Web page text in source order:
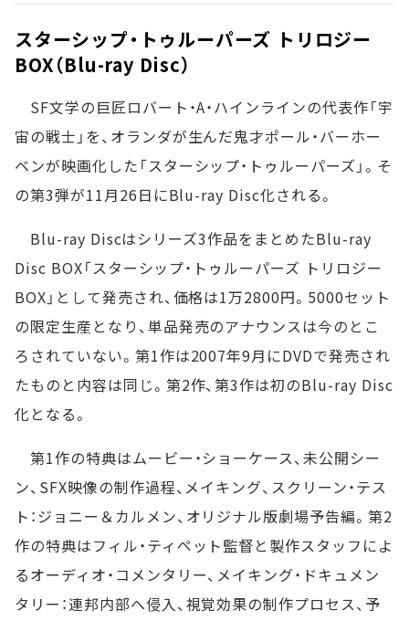
スターシップ・トゥルーパーズ トリロジー
BOX（Blu-ray Disc）
SF文学の巨匠ロバート・A・ハインラインの代表作「宇
宙の戦士」を、オランダが生んだ鬼才ポール・バーホー
ベンが映画化した「スターシップ・トゥルーパーズ」。そ
の第3弾が11月26日にBlu-ray Disc化される。
Blu-ray Discはシリーズ3作品をまとめたBlu-ray
Disc BOX「スターシップ・トゥルーパーズ トリロジー
BOX」として発売され、価格は1万2800円。5000セット
の限定生産となり、単品発売のアナウンスは今のとこ
ろされていない。第1作は2007年9月にDVDで発売され
たものと内容は同じ。第2作、第3作は初のBlu-ray Disc
化となる。
第1作の特典はムービー・ショーケース、未公開シー
ン、SFX映像の制作過程、メイキング、スクリーン・テス
ト：ジョニー＆カルメン、オリジナル版劇場予告編。第2
作の特典はフィル・ティペット監督と製作スタッフによ
るオーディオ・コメンタリー、メイキング・ドキュメン
タリー：連邦内部へ侵入、視覚効果の制作プロセス、予